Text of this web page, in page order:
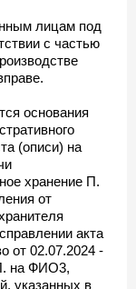
лицам под
с частью
основания
(описи) на
хранение П.
от
акта
от 02.07.2024 -
на ФИО3,
указанных в